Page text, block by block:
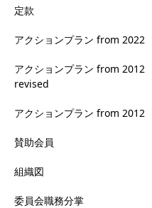
定款
アクションプラン from 2022
アクションプラン from 2012
revised
アクションプラン from 2012
賛助会員
組織図
委員会職務分掌